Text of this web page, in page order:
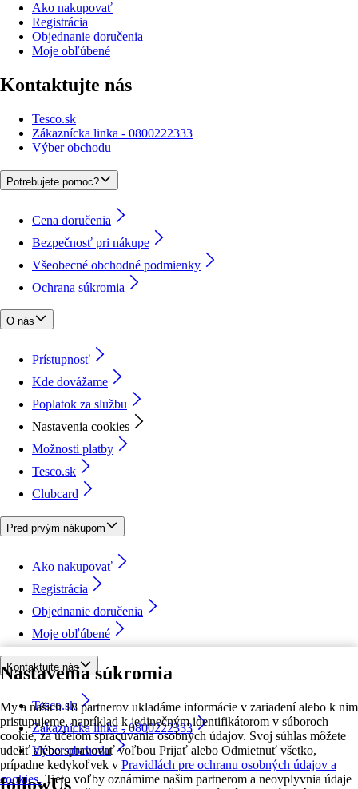
Nastavenia súkromia
My a našich 18 partnerov ukladáme informácie v zariadení alebo k nim
pristupujeme, napríklad k jedinečným identifikátorom v súboroch
cookie, za účelom spracúvania osobných údajov. Svoj súhlas môžete
udeliť alebo spravovať voľbou Prijať alebo Odmietnuť všetko,
prípadne kedykoľvek v Pravidlách pre ochranu osobných údajov a
cookies. Tieto voľby oznámime našim partnerom a neovplyvnia údaje
Ako nakupovať
Registrácia
Objednanie doručenia
Moje obľúbené
Kontaktujte nás
Tesco.sk
Zákaznícka linka - 0800222333
Výber obchodu
Potrebujete pomoc?
Cena doručenia
Bezpečnosť pri nákupe
Všeobecné obchodné podmienky
Ochrana súkromia
O nás
Prístupnosť
Kde dovážame
Poplatok za službu
Nastavenia cookies
Možnosti platby
Tesco.sk
Clubcard
Pred prvým nákupom
Ako nakupovať
Registrácia
Objednanie doručenia
Moje obľúbené
Kontaktujte nás
Tesco.sk
Zákaznícka linka - 0800222333
Výber obchodu
followUs